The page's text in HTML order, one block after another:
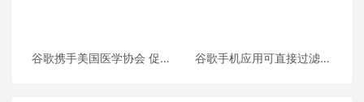
谷歌携手美国医学协会 促进
谷歌手机应用可直接过滤语